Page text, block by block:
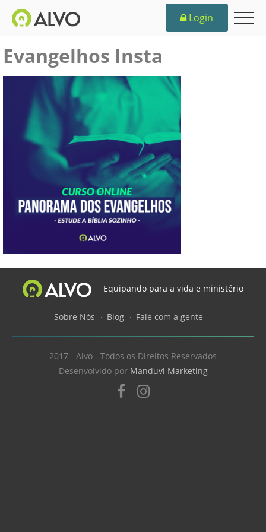
Login
Evangelhos Insta
Equipando para a vida e ministério
Sobre Nós Blog Fale com a gente
2017 - Alvo - Todos os Direitos Reservados
Desenvolvido por Manduvi Marketing